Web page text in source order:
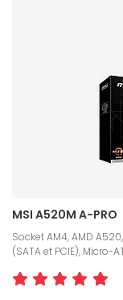
MSI A520M A-PRO
Socket AM4, AMD
(SATA et PCIE), Micro-